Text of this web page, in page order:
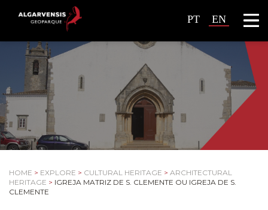
PT EN
HOME > EXPLORE > CULTURAL HERITAGE > ARCHITECTURAL
HERITAGE > IGREJA MATRIZ DE S. CLEMENTE OU IGREJA DE S.
CLEMENTE